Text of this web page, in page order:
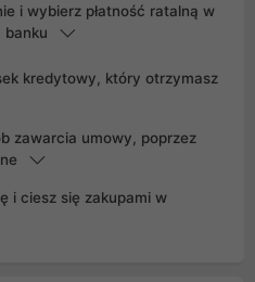
i wybierz płatność ratalną w
banku
kredytowy, który otrzymasz
zawarcia umowy, poprzez
i ciesz się zakupami w